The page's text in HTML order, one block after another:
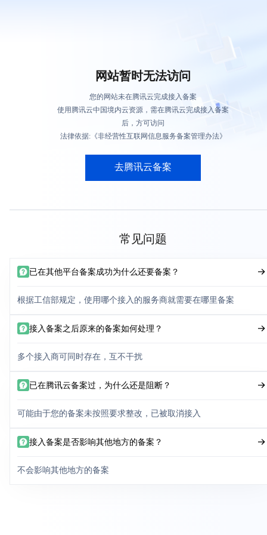
网站暂时无法访问
您的网站未在腾讯云完成接入备案
使用腾讯云中国境内云资源，需在腾讯云完成接入备案
后，方可访问
法律依据:《非经营性互联网信息服务备案管理办法》
去腾讯云备案
常见问题
已在其他平台备案成功为什么还要备案？
根据工信部规定，使用哪个接入的服务商就需要在哪里备案
接入备案之后原来的备案如何处理？
多个接入商可同时存在，互不干扰
已在腾讯云备案过，为什么还是阻断？
可能由于您的备案未按照要求整改，已被取消接入
接入备案是否影响其他地方的备案？
不会影响其他地方的备案